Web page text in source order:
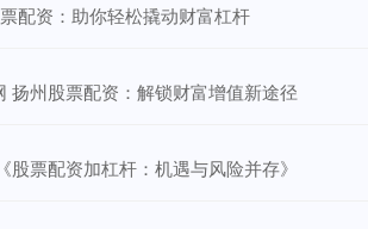
配资：助你轻松撬动财富杠杆
扬州股票配资：解锁财富增值新途径
股票配资加杠杆：机遇与风险并存》